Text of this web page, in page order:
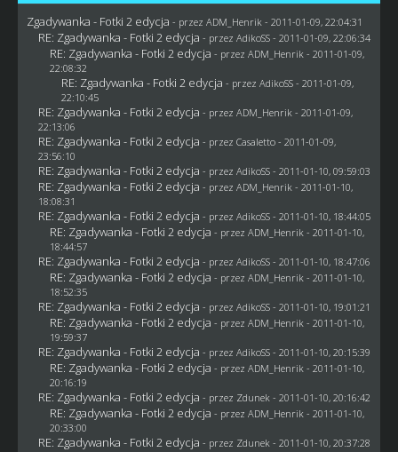
Zgadywanka - Fotki 2 edycja - przez ADM_Henrik - 2011-01-09, 22:04:31
RE: Zgadywanka - Fotki 2 edycja - przez AdikoSS - 2011-01-09, 22:06:34
RE: Zgadywanka - Fotki 2 edycja - przez ADM_Henrik - 2011-01-09,
22:08:32
RE: Zgadywanka - Fotki 2 edycja - przez AdikoSS - 2011-01-09,
22:10:45
RE: Zgadywanka - Fotki 2 edycja - przez ADM_Henrik - 2011-01-09,
22:13:06
RE: Zgadywanka - Fotki 2 edycja - przez Casaletto- 2011-01-09,
23:56:10
RE: Zgadywanka - Fotki 2 edycja - przez AdikoSS - 2011-01-10, 09:59:03
RE: Zgadywanka - Fotki 2 edycja - przez ADM_Henrik - 2011-01-10,
18:08:31
RE: Zgadywanka - Fotki 2 edycja - przez AdikoSS - 2011-01-10, 18:44:05
RE: Zgadywanka - Fotki 2 edycja - przez ADM_Henrik - 2011-01-10,
18:44:57
RE: Zgadywanka - Fotki 2 edycja - przez AdikoSS - 2011-01-10, 18:47:06
RE: Zgadywanka - Fotki 2 edycja - przez ADM_Henrik - 2011-01-10,
18:52:35
RE: Zgadywanka - Fotki 2 edycja - przez AdikoSS - 2011-01-10, 19:01:21
RE: Zgadywanka - Fotki 2 edycja - przez ADM_Henrik - 2011-01-10,
19:59:37
RE: Zgadywanka - Fotki 2 edycja - przez AdikoSS - 2011-01-10, 20:15:39
RE: Zgadywanka - Fotki 2 edycja - przez ADM_Henrik - 2011-01-10,
20:16:19
RE: Zgadywanka - Fotki 2 edycja - przez Zdunek - 2011-01-10, 20:16:42
RE: Zgadywanka - Fotki 2 edycja - przez ADM_Henrik - 2011-01-10,
20:33:00
RE: Zgadywanka - Fotki 2 edycja - przez Zdunek - 2011-01-10, 20:37:28